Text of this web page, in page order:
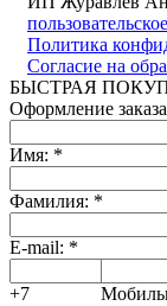
Политика
Согласие на
БЫСТРАЯ
Оформление заказа
Имя: *
Фамилия: *
E-mail: *
+7